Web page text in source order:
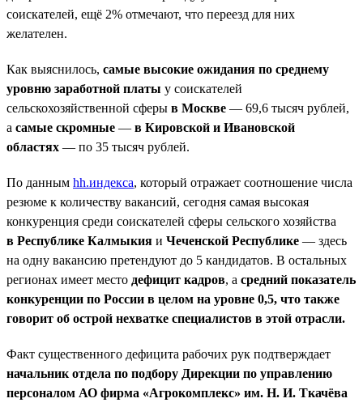
соискателей, ещё 2% отмечают, что переезд для них
желателен.
Как выяснилось, самые высокие ожидания по среднему
уровню заработной платы у соискателей
сельскохозяйственной сферы в Москве — 69,6 тысяч рублей,
а самые скромные — в Кировской и Ивановской
областях — по 35 тысяч рублей.
По данным hh.индекса, который отражает соотношение числа
резюме к количеству вакансий, сегодня самая высокая
конкуренция среди соискателей сферы сельского хозяйства
в Республике Калмыкия и Чеченской Республике — здесь
на одну вакансию претендуют до 5 кандидатов. В остальных
регионах имеет место дефицит кадров, а средний показатель
конкуренции по России в целом на уровне 0,5, что также
говорит об острой нехватке специалистов в этой отрасли.
Факт существенного дефицита рабочих рук подтверждает
начальник отдела по подбору Дирекции по управлению
персоналом АО фирма «Агрокомплекс» им. Н. И. Ткачёва